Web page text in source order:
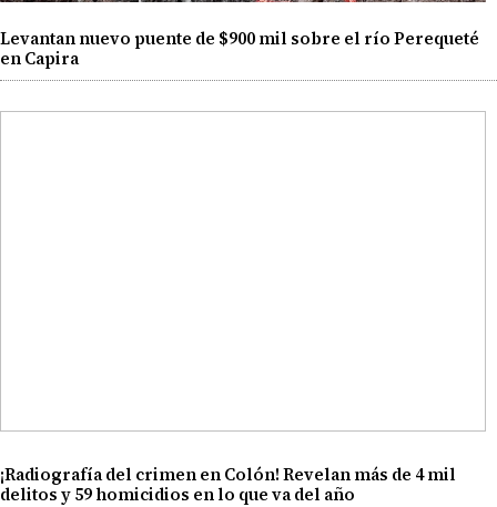
Levantan nuevo puente de $900 mil sobre el río Perequeté
en Capira
¡Radiografía del crimen en Colón! Revelan más de 4 mil
delitos y 59 homicidios en lo que va del año